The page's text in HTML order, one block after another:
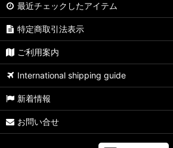
最近チェックしたアイテム
特定商取引法表示
ご利用案内
International shipping guide
新着情報
お問い合せ